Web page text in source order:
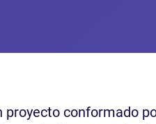
proyecto conformado